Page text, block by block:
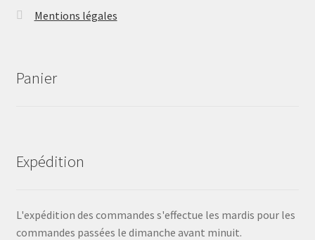
Mentions légales
Panier
Expédition
L'expédition des commandes s'effectue les mardis pour les
commandes passées le dimanche avant minuit.